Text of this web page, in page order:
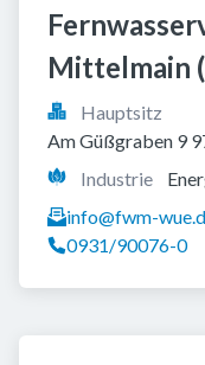
Mittelmain
Hauptsitz
Am Güßgraben 9
Industrie
info@fwm-
0931/90076-0